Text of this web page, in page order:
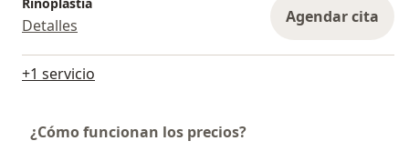
Rinoplastia
Detalles Agendar cita
+1 servicio
¿Cómo funcionan los precios?